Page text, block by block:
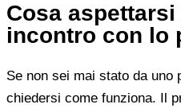
Cosa
incontro con lo
Se non sei mai stato da uno
chiedersi come funziona. Il